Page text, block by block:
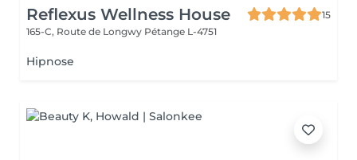
Reflexus Wellness House
15
165-C, Route de Longwy Pétange L-4751
Hipnose